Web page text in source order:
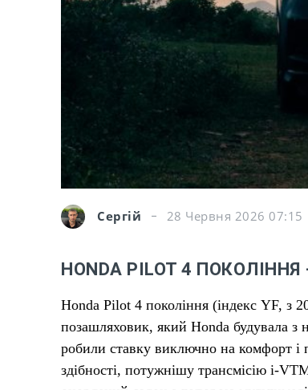
Сергій 28 Червня 2026 07:15
HONDA PILOT 4
Honda Pilot 4 покоління (індекс YF, з
позашляховик, який Honda будувала
робили ставку виключно на комфорт і
здібності, потужнішу трансмісію i-